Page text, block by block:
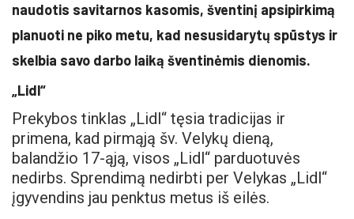
naudotis savitarnos kasomis, šventinį apsipirkimą
planuoti ne piko metu, kad nesusidarytų spūstys ir
skelbia savo darbo laiką šventinėmis dienomis.
„Lidl“
Prekybos tinklas „Lidl“ tęsia tradicijas ir
primena, kad pirmąją šv. Velykų dieną,
balandžio 17-ąją, visos „Lidl“ parduotuvės
nedirbs. Sprendimą nedirbti per Velykas „Lidl“
įgyvendins jau penktus metus iš eilės.